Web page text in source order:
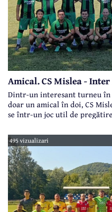
Amical. CS Mislea -
Dintr-un interesant turneu în
doar un amical în doi, CS
se într-un joc util de
495 vizualizari